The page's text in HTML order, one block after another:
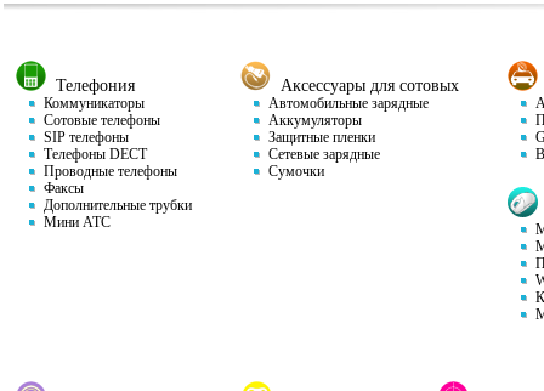
Телефония
Коммуникаторы
Сотовые телефоны
SIP телефоны
Телефоны DECT
Проводные телефоны
Факсы
Дополнительные трубки
Мини АТС
Аксессуары для сотовых
Автомобильные зарядные
Аккумуляторы
Защитные пленки
Сетевые зарядные
Сумочки